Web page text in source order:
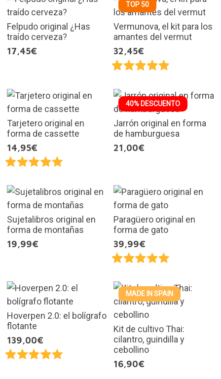
Felpudo original ¿Has
traído cerveza?
17,45€
TOP 50
Vermunova, el kit para los
amantes del vermut
32,45€
Tarjetero original en
forma de cassette
14,95€
40% DESCUENTO
Jarrón original en forma
de hamburguesa
21,00€
Sujetalibros original en
forma de montañas
19,99€
Paragüero original en
forma de gato
39,99€
Hoverpen 2.0: el bolígrafo
flotante
139,00€
MADE IN SPAIN
Kit de cultivo Thai:
cilantro, guindilla y
cebollino
16,90€